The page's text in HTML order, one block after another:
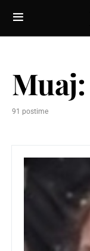
Muaj:
91 postime